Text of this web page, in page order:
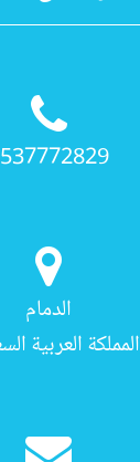
الدمام
المملكة العربية